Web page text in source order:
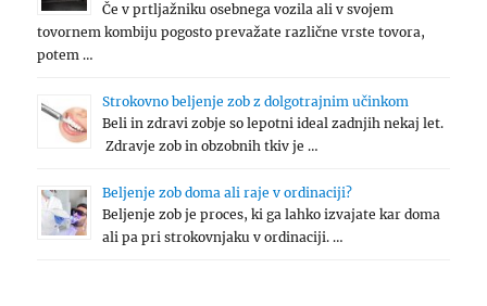
Če v prtljažniku osebnega vozila ali v svojem
tovornem kombiju pogosto prevažate različne vrste tovora,
potem …
Strokovno beljenje zob z dolgotrajnim učinkom
Beli in zdravi zobje so lepotni ideal zadnjih nekaj let.
Zdravje zob in obzobnih tkiv je …
Beljenje zob doma ali raje v ordinaciji?
Beljenje zob je proces, ki ga lahko izvajate kar doma
ali pa pri strokovnjaku v ordinaciji. …